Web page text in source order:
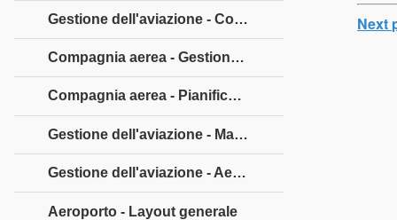
Next
Gestione dell'aviazione - Compagnia aerea
Compagnia aerea - Gestione finanziaria
Compagnia aerea - Pianificazione del percorso
Gestione dell'aviazione - Marketing delle compagnie aeree
Gestione dell'aviazione - Aeroporto
Aeroporto - Layout generale